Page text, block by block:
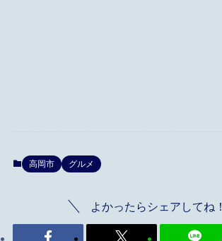
高岡市 グルメ
よかったらシェアしてね！